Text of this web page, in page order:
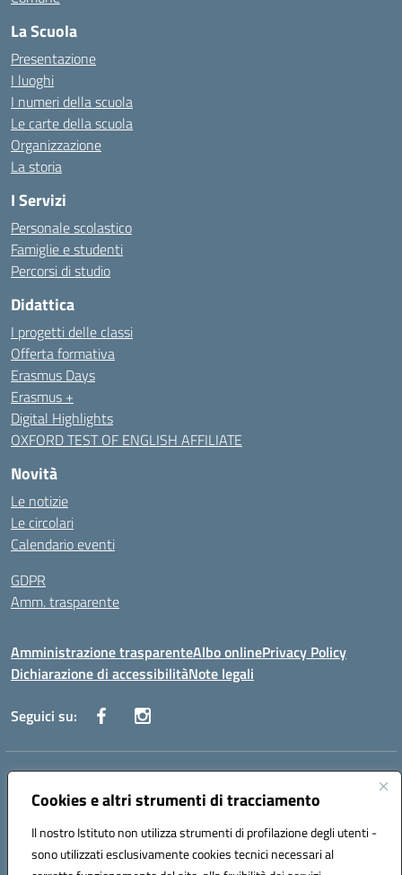
Cookies e altri strumenti di tracciamento
Il nostro Istituto non utilizza strumenti di profilazione degli utenti -
sono utilizzati esclusivamente cookies tecnici necessari al
La Scuola
Presentazione
I luoghi
I numeri della scuola
Le carte della scuola
Organizzazione
La storia
I Servizi
Personale scolastico
Famiglie e studenti
Percorsi di studio
Didattica
I progetti delle classi
Offerta formativa
Erasmus Days
Erasmus +
Digital Highlights
OXFORD TEST OF ENGLISH AFFILIATE
Novità
Le notizie
Le circolari
Calendario eventi
GDPR
Amm. trasparente
Amministrazione trasparenteAlbo onlinePrivacy Policy
Dichiarazione di accessibilitàNote legali
Seguici su:
Indirizzo:
Centralino:+39 080 2446680 Email:baic882008@istruzione.it
Codice fiscale: 80023470729
Codice meccanografico:
BAIC882008